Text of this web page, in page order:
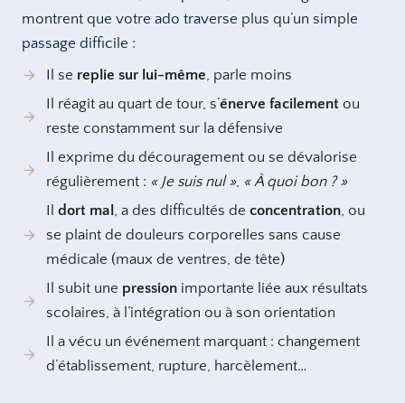
montrent que votre ado traverse plus qu’un simple
passage difficile :
Il se replie sur lui-même, parle moins
Il réagit au quart de tour, s’énerve facilement ou
reste constamment sur la défensive
Il exprime du découragement ou se dévalorise
régulièrement : « Je suis nul », « À quoi bon ? »
Il dort mal , a des difficultés de concentration, ou
se plaint de douleurs corporelles sans cause
médicale (maux de ventres, de tête)
Il subit une pression importante liée aux résultats
scolaires, à l’intégration ou à son orientation
Il a vécu un événement marquant : changement
d’établissement, rupture, harcèlement…